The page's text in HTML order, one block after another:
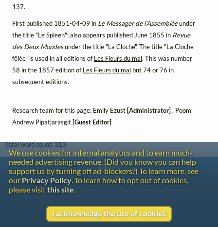
137.
First published 1851-04-09 in Le Messager de l'Assembléeunder
the title "Le Spleen"; also appears published June 1855 in Revue
des Deux Mondesunder the title "La Cloche". The title "La Cloche
fêlée" is used in all editions ofLes Fleurs du mal. This was number
58 in the 1857 edition ofLes Fleurs du malbut 74 or 76 in
subsequent editions.
Research team for this page: Emily Ezust[Administrator], Poom
Andrew Pipatjarasgit[Guest Editor]
Total word count:313
We use cookies for internal analytics and to earn much-
needed advertising revenue. (Did you know you can help
support us by turning off ad-blockers?) To learn more, see
our Privacy Policy. To learn how to opt out of cookies,
please visitthis site.
I acknowledge the use of cookies
Contact
Copyright
Privacy
Copyright © 2026 The LiederNet Archive
Site redesign by Shawn Thuris